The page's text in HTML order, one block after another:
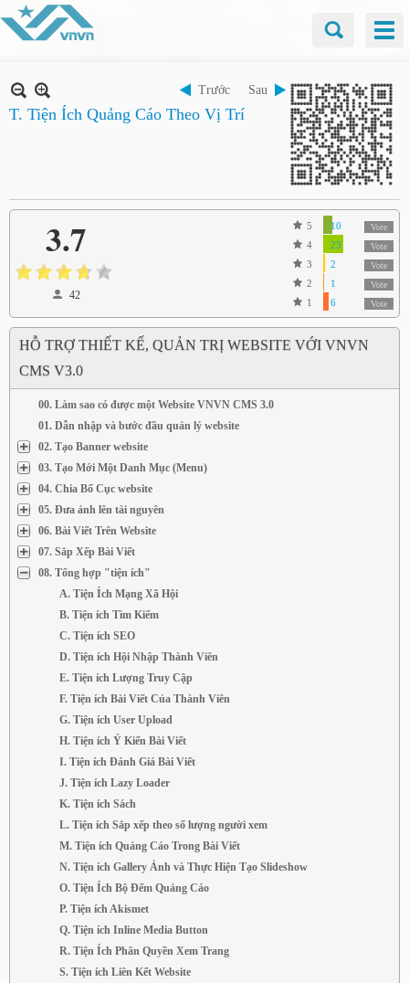
Trước Sau
T. Tiện Ích Quảng Cáo Theo Vị Trí
5 10 Vote
4 23 Vote
3 2 Vote
2 1 Vote
1 6 Vote
3.7
42
HỖ TRỢ THIẾT KẾ, QUẢN TRỊ WEBSITE VỚI VNVN
CMS V3.0
00. Làm sao có được một Website VNVN CMS 3.0
01. Dẫn nhập và bước đầu quản lý website
02. Tạo Banner website
03. Tạo Mới Một Danh Mục (Menu)
04. Chia Bố Cục website
05. Đưa ảnh lên tài nguyên
06. Bài Viết Trên Website
07. Sắp Xếp Bài Viết
08. Tổng hợp "tiện ích"
A. Tiện Ích Mạng Xã Hội
B. Tiện ích Tìm Kiếm
C. Tiện ích SEO
D. Tiện ích Hội Nhập Thành Viên
E. Tiện ích Lượng Truy Cập
F. Tiện ích Bài Viết Của Thành Viên
G. Tiện ích User Upload
H. Tiện ích Ý Kiến Bài Viết
I. Tiện ích Đánh Giá Bài Viết
J. Tiện ích Lazy Loader
K. Tiện ích Sách
L. Tiện ích Sắp xếp theo số lượng người xem
M. Tiện ích Quảng Cáo Trong Bài Viết
N. Tiện ích Gallery Ảnh và Thực Hiện Tạo Slideshow
O. Tiện Ích Bộ Đếm Quảng Cáo
P. Tiện ích Akismet
Q. Tiện ích Inline Media Button
R. Tiện Ích Phân Quyền Xem Trang
S. Tiện ích Liên Kết Website